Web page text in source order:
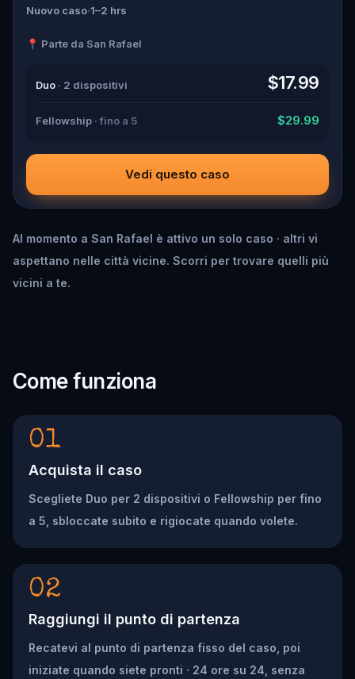
Walter, the obsessed boyfriend? Percy, the ghost tour
suspects, and expose the real murderer before they strike
Nuovo caso·1–2 hrs
📍 Parte da San Rafael
Duo · 2 dispositivi $17.99
Fellowship · fino a 5 $29.99
Vedi questo caso
Al momento a San Rafael è attivo un solo caso · altri vi
aspettano nelle città vicine. Scorri per trovare quelli più
vicini a te.
Come funziona
01
Acquista il caso
Scegliete Duo per 2 dispositivi o Fellowship per fino
a 5, sbloccate subito e rigiocate quando volete.
02
Raggiungi il punto di partenza
Recatevi al punto di partenza fisso del caso, poi
iniziate quando siete pronti · 24 ore su 24, senza